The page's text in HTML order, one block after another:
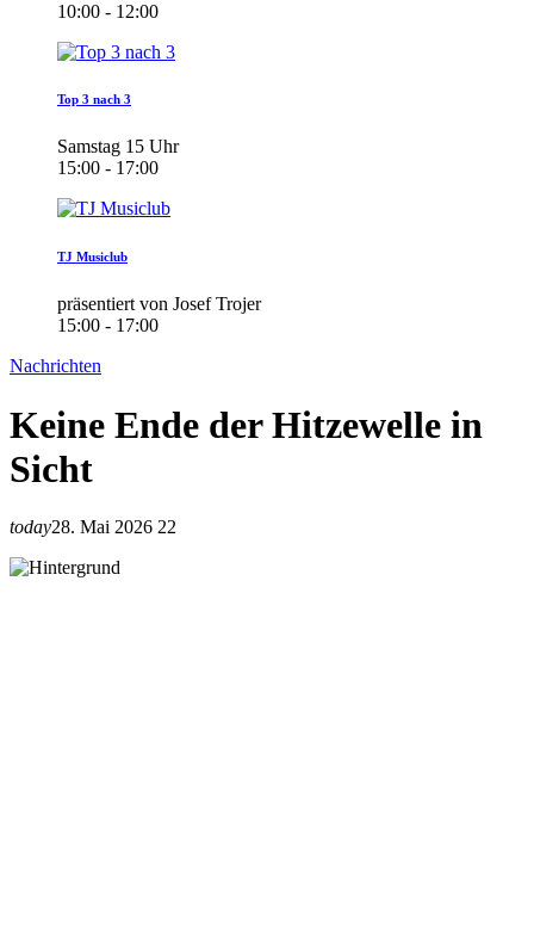
10:00 - 12:00
Top 3 nach 3
Samstag 15 Uhr
15:00 - 17:00
TJ Musiclub
präsentiert von Josef Trojer
15:00 - 17:00
Nachrichten
Keine Ende der Hitzewelle in
Sicht
today28. Mai 2026 22